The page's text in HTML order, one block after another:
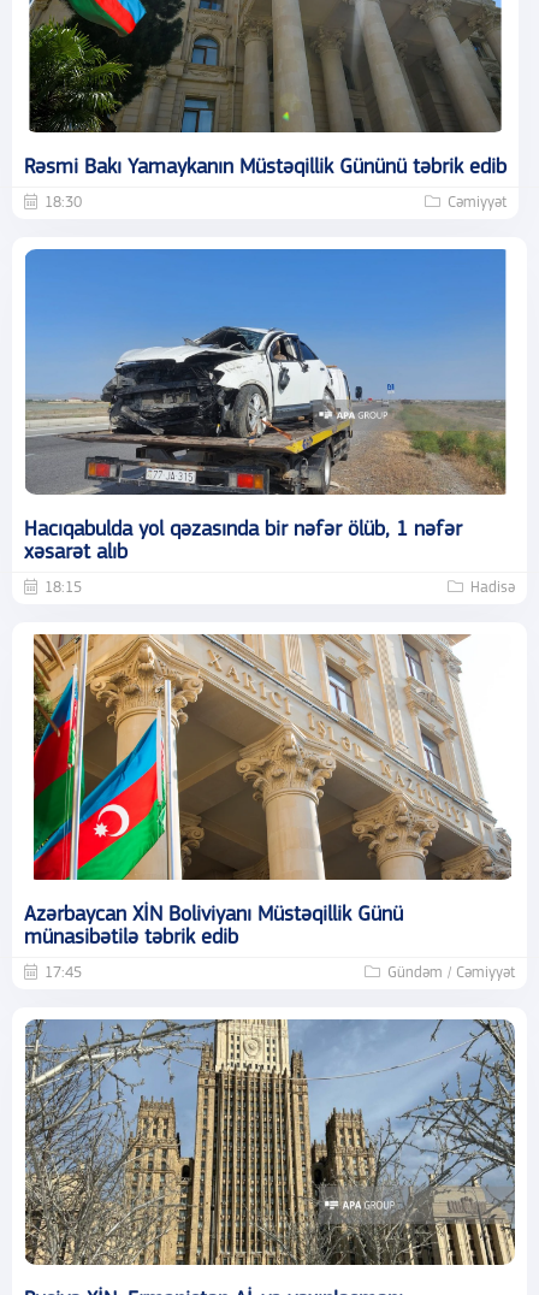
Rəsmi Bakı Yamaykanın Müstəqillik Gününü təbrik edib
18:30 Cəmiyyət
Hacıqabulda yol qəzasında bir nəfər ölüb, 1 nəfər
xəsarət alıb
18:15 Hadisə
Azərbaycan XİN Boliviyanı Müstəqillik Günü
münasibətilə təbrik edib
17:45 Gündəm / Cəmiyyət